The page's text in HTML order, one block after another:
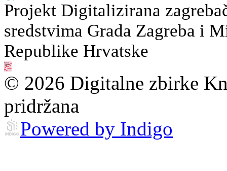
Projekt Digitalizirana
sredstvima Grada Zagreba i
Republike Hrvatske
© 2026 Digitalne zbirke
pridržana
Powered by Indigo